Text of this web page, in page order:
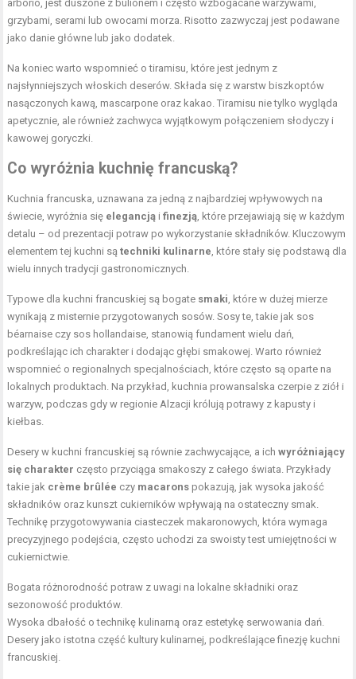
arborio, jest duszone z bulionem i często wzbogacane warzywami,
grzybami, serami lub owocami morza. Risotto zazwyczaj jest podawane
jako danie główne lub jako dodatek.
Na koniec warto wspomnieć o tiramisu, które jest jednym z
najsłynniejszych włoskich deserów. Składa się z warstw biszkoptów
nasączonych kawą, mascarpone oraz kakao. Tiramisu nie tylko wygląda
apetycznie, ale również zachwyca wyjątkowym połączeniem słodyczy i
kawowej goryczki.
Co wyróżnia kuchnię francuską?
Kuchnia francuska, uznawana za jedną z najbardziej wpływowych na
świecie, wyróżnia się elegancją ifinezją, które przejawiają się w każdym
detalu – od prezentacji potraw po wykorzystanie składników. Kluczowym
elementem tej kuchni sątechniki kulinarne, które stały się podstawą dla
wielu innych tradycji gastronomicznych.
Typowe dla kuchni francuskiej są bogate smaki, które w dużej mierze
wynikają z misternie przygotowanych sosów. Sosy te, takie jak sos
béarnaise czy sos hollandaise, stanowią fundament wielu dań,
podkreślając ich charakter i dodając głębi smakowej. Warto również
wspomnieć o regionalnych specjalnościach, które często są oparte na
lokalnych produktach. Na przykład, kuchnia prowansalska czerpie z ziół i
warzyw, podczas gdy w regionie Alzacji królują potrawy z kapusty i
kiełbas.
Desery w kuchni francuskiej są równie zachwycające, a ichwyróżniający
się charakter często przyciąga smakoszy z całego świata. Przykłady
takie jak crème brûlée czy macarons pokazują, jak wysoka jakość
składników oraz kunszt cukierników wpływają na ostateczny smak.
Technikę przygotowywania ciasteczek makaronowych, która wymaga
precyzyjnego podejścia, często uchodzi za swoisty test umiejętności w
cukiernictwie.
Bogata różnorodność potraw z uwagi na lokalne składniki oraz
sezonowość produktów.
Wysoka dbałość o technikę kulinarną oraz estetykę serwowania dań.
Desery jako istotna część kultury kulinarnej, podkreślające finezję kuchni
francuskiej.